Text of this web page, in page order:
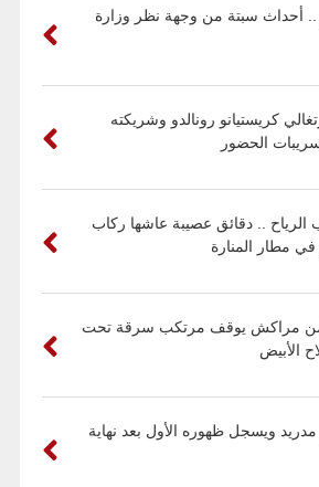
أحداث سبتة من وجهة نظر وزارة
كريستيانو رونالدو وشريكته
الحضور
.. دقائق عصيبة عاشها ركاب
مطار المنارة
أمن مراكش يوقف مرتكب سرقة تحت
الأبيض
مدريد ويسجل ظهوره الأول بعد نهاية